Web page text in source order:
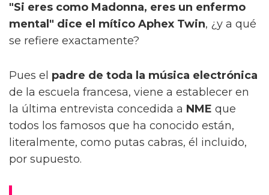
"Si eres como Madonna, eres un enfermo
mental" dice el mítico Aphex Twin, ¿y a qué
se refiere exactamente?
Pues el padre de toda la música electrónica
de la escuela francesa, viene a establecer en
la última entrevista concedida a NME que
todos los famosos que ha conocido están,
literalmente, como putas cabras, él incluido,
por supuesto.